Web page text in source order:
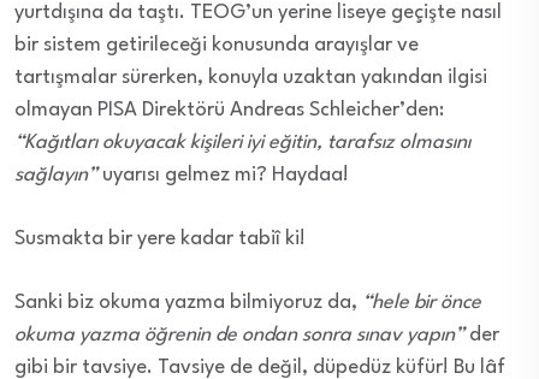
yurtdışına da taştı. TEOG’un yerine liseye geçişte nasıl
bir sistem getirileceği konusunda arayışlar ve
tartışmalar sürerken, konuyla uzaktan yakından ilgisi
olmayan PISA Direktörü Andreas Schleicher’den:
“Kağıtları okuyacak kişileri iyi eğitin, tarafsız olmasını
sağlayın”uyarısı gelmez mi? Haydaa!
Susmakta bir yere kadar tabiî ki!
Sanki biz okuma yazma bilmiyoruz da, “hele bir önce
okuma yazma öğrenin de ondan sonra sınav yapın”der
gibi bir tavsiye. Tavsiye de değil, düpedüz küfür! Bu lâf